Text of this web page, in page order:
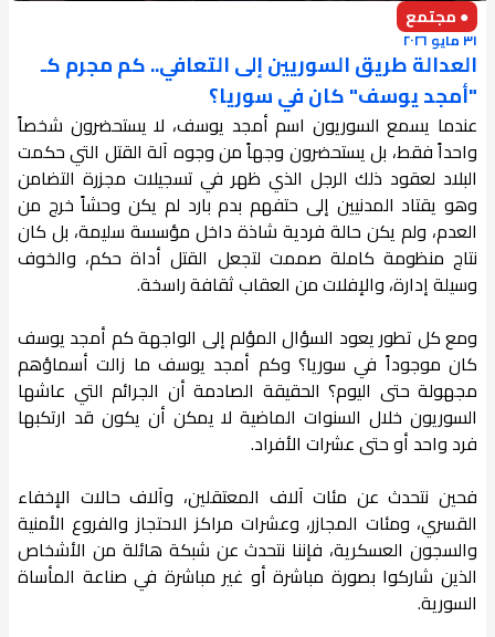
● مجتمع
٣١ مايو ٢٠٢٦
العدالة طريق السوريين إلى التعافي.. كم مجرم كـ
"أمجد يوسف" كان في سوريا؟
عندما يسمع السوريون اسم أمجد يوسف، لا يستحضرون شخصاً
واحداً فقط، بل يستحضرون وجهاً من وجوه آلة القتل التي حكمت
البلاد لعقود ذلك الرجل الذي ظهر في تسجيلات مجزرة التضامن
وهو يقتاد المدنيين إلى حتفهم بدم بارد لم يكن وحشاً خرج من
العدم، ولم يكن حالة فردية شاذة داخل مؤسسة سليمة، بل كان
نتاج منظومة كاملة صممت لتجعل القتل أداة حكم، والخوف
وسيلة إدارة، والإفلات من العقاب ثقافة راسخة.
ومع كل تطور يعود السؤال المؤلم إلى الواجهة كم أمجد يوسف
كان موجوداً في سوريا؟ وكم أمجد يوسف ما زالت أسماؤهم
مجهولة حتى اليوم؟ الحقيقة الصادمة أن الجرائم التي عاشها
السوريون خلال السنوات الماضية لا يمكن أن يكون قد ارتكبها
فرد واحد أو حتى عشرات الأفراد.
فحين نتحدث عن مئات آلاف المعتقلين، وآلاف حالات الإخفاء
القسري، ومئات المجازر، وعشرات مراكز الاحتجاز والفروع الأمنية
والسجون العسكرية، فإننا نتحدث عن شبكة هائلة من الأشخاص
الذين شاركوا بصورة مباشرة أو غير مباشرة في صناعة المأساة
السورية.